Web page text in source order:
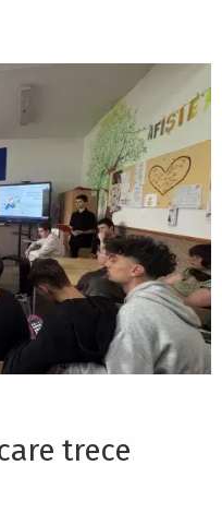
trece